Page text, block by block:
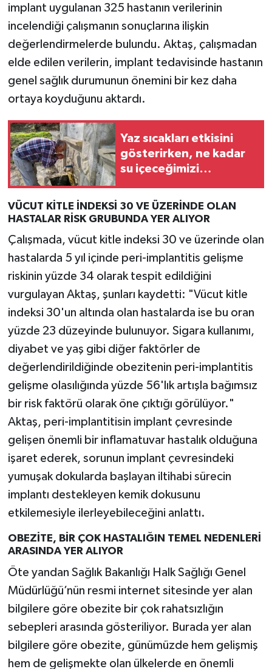
implant uygulanan 325 hastanın verilerinin
incelendiği çalışmanın sonuçlarına ilişkin
değerlendirmelerde bulundu. Aktaş, çalışmadan
elde edilen verilerin, implant tedavisinde hastanın
genel sağlık durumunun önemini bir kez daha
ortaya koyduğunu aktardı.
Yaz sıcakları etkisini
gösterirken, ne kadar
su içeceğimizi
VÜCUT KİTLE İNDEKSİ 30 VE ÜZERİNDE OLAN
HASTALAR RİSK GRUBUNDA YER ALIYOR
Çalışmada, vücut kitle indeksi 30 ve üzerinde olan
hastalarda 5 yıl içinde peri-implantitis gelişme
riskinin yüzde 34 olarak tespit edildiğini
vurgulayan Aktaş, şunları kaydetti: "Vücut kitle
indeksi 30'un altında olan hastalarda ise bu oran
yüzde 23 düzeyinde bulunuyor. Sigara kullanımı,
diyabet ve yaş gibi diğer faktörler de
değerlendirildiğinde obezitenin peri-implantitis
gelişme olasılığında yüzde 56'lık artışla bağımsız
bir risk faktörü olarak öne çıktığı görülüyor."
Aktaş, peri-implantitisin implant çevresinde
gelişen önemli bir inflamatuvar hastalık olduğuna
işaret ederek, sorunun implant çevresindeki
yumuşak dokularda başlayan iltihabi sürecin
implantı destekleyen kemik dokusunu
etkilemesiyle ilerleyebileceğini anlattı.
OBEZİTE, BİR ÇOK HASTALIĞIN TEMEL NEDENLERİ
ARASINDA YER ALIYOR
Öte yandan Sağlık Bakanlığı Halk Sağlığı Genel
Müdürlüğü’nün resmi internet sitesinde yer alan
bilgilere göre obezite bir çok rahatsızlığın
sebepleri arasında gösteriliyor. Burada yer alan
bilgilere göre obezite, günümüzde hem gelişmiş
hem de gelişmekte olan ülkelerde en önemli